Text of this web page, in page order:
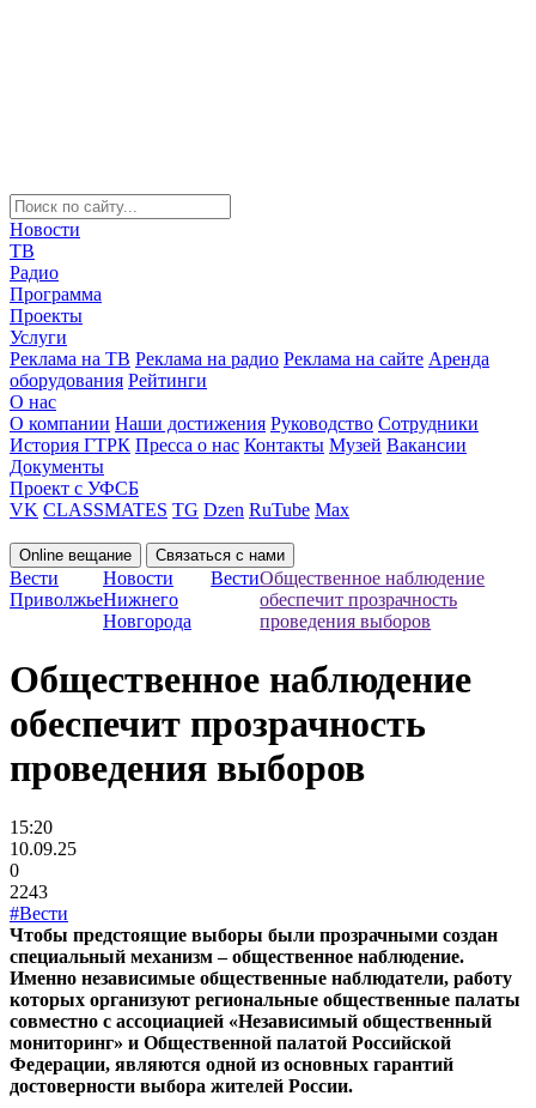
Новости
ТВ
Радио
Программа
Проекты
Услуги
Реклама на ТВ Реклама на радио Реклама на сайте Аренда
оборудования Рейтинги
О нас
О компании Наши достижения Руководство Сотрудники
История ГТРК Пресса о нас Контакты Музей Вакансии
Документы
Проект с УФСБ
VK CLASSMATES TG Dzen RuTube Max
Online вещание Связаться с нами
Вести
Приволжье
Новости
Нижнего
Новгорода
ВестиОбщественное наблюдение
обеспечит прозрачность
проведения выборов
Общественное наблюдение
обеспечит прозрачность
проведения выборов
15:20
10.09.25
0
2243
#Вести
Чтобы предстоящие выборы были прозрачными создан
специальный механизм – общественное наблюдение.
Именно независимые общественные наблюдатели, работу
которых организуют региональные общественные палаты
совместно с ассоциацией «Независимый общественный
мониторинг» и Общественной палатой Российской
Федерации, являются одной из основных гарантий
достоверности выбора жителей России.